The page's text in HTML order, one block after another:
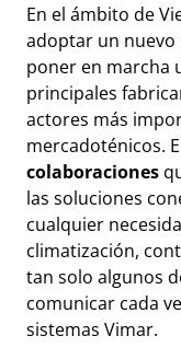
En el ámbito de
adoptar un
poner en marcha
principales
actores más
mercadoténicos.
colaboraciones
las soluciones
cualquier
climatización,
tan solo algunos
comunicar cada
sistemas Vimar.